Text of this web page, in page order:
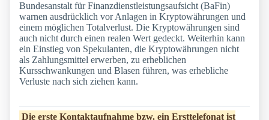
Bundesanstalt für Finanzdienstleistungsaufsicht (BaFin)
warnen ausdrücklich vor Anlagen in Kryptowährungen und
einem möglichen Totalverlust. Die Kryptowährungen sind
auch nicht durch einen realen Wert gedeckt. Weiterhin kann
ein Einstieg von Spekulanten, die Kryptowährungen nicht
als Zahlungsmittel erwerben, zu erheblichen
Kursschwankungen und Blasen führen, was erhebliche
Verluste nach sich ziehen kann.
Die erste Kontaktaufnahme bzw. ein Ersttelefonat ist